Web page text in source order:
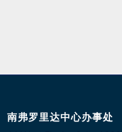
南弗罗里达中心办事处